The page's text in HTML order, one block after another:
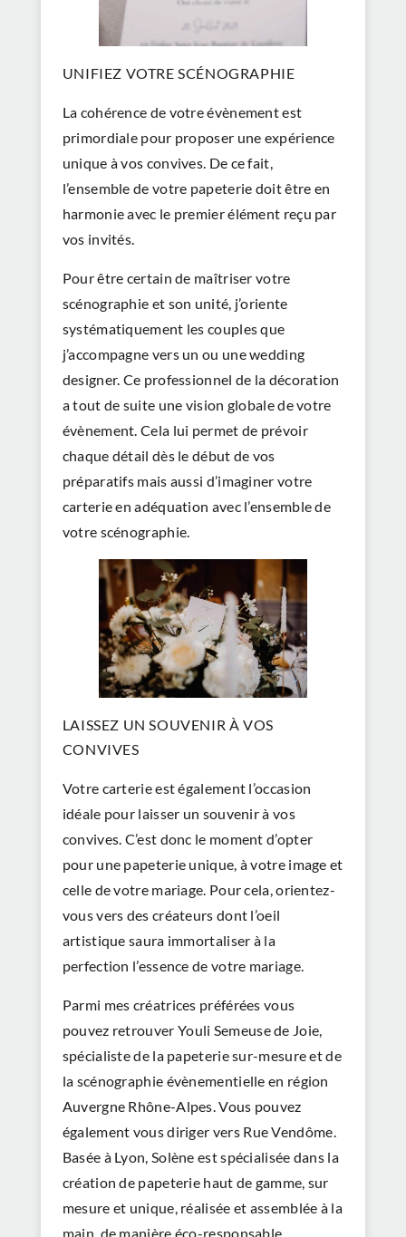
UNIFIEZ VOTRE SCÉNOGRAPHIE
La cohérence de votre évènement est
primordiale pour proposer une expérience
unique à vos convives. De ce fait,
l’ensemble de votre papeterie doit être en
harmonie avec le premier élément reçu par
vos invités.
Pour être certain de maîtriser votre
scénographie et son unité, j’oriente
systématiquement les couples que
j’accompagne vers un ou une wedding
designer. Ce professionnel de la décoration
a tout de suite une vision globale de votre
évènement. Cela lui permet de prévoir
chaque détail dès le début de vos
préparatifs mais aussi d’imaginer votre
carterie en adéquation avec l’ensemble de
votre scénographie.
LAISSEZ UN SOUVENIR À VOS
CONVIVES
Votre carterie est également l’occasion
idéale pour laisser un souvenir à vos
convives. C’est donc le moment d’opter
pour une papeterie unique, à votre image et
celle de votre mariage. Pour cela, orientez-
vous vers des créateurs dont l’oeil
artistique saura immortaliser à la
perfection l’essence de votre mariage.
Parmi mes créatrices préférées vous
pouvez retrouver Youli Semeuse de Joie,
spécialiste de la papeterie sur-mesure et de
la scénographie évènementielle en région
Auvergne Rhône-Alpes. Vous pouvez
également vous diriger vers Rue Vendôme.
Basée à Lyon, Solène est spécialisée dans la
création de papeterie haut de gamme, sur
mesure et unique, réalisée et assemblée à la
main, de manière éco-responsable.